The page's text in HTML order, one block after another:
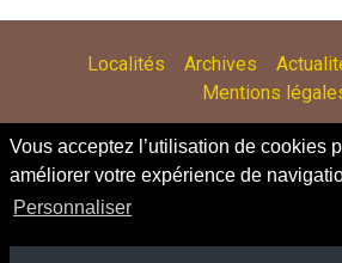
Vous acceptez l’utilisation de cookies
améliorer votre expérience de
Personnaliser
Localités Archives
Mentions